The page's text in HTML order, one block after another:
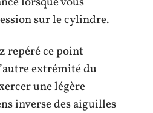
sur le cylindre.
repéré ce point
extrémité du
une légère
inverse des aiguilles